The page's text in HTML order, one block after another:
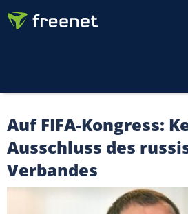
Auf FIFA-Kongress:
Ausschluss des
Verbandes